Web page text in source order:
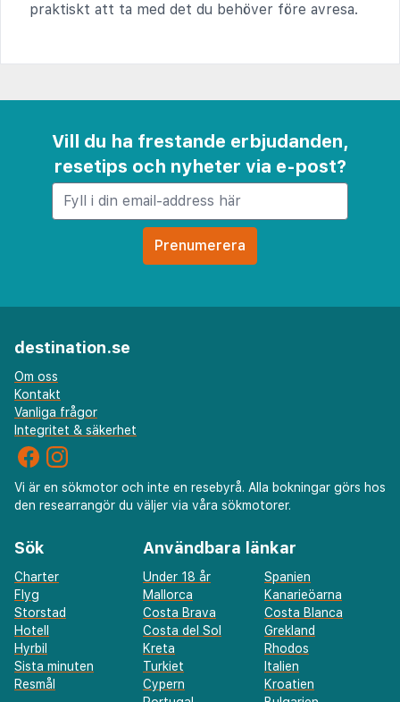
praktiskt att ta med det du behöver före avresa.
Vill du ha frestande erbjudanden,
resetips och nyheter via e-post?
destination.se
Om oss
Kontakt
Vanliga frågor
Integritet & säkerhet
Vi är en sökmotor och inte en resebyrå. Alla bokningar görs hos
den researrangör du väljer via våra sökmotorer.
Sök
Charter
Flyg
Storstad
Hotell
Hyrbil
Sista minuten
Resmål
Användbara länkar
Under 18 år
Spanien
Mallorca
Kanarieöarna
Costa Brava
Costa Blanca
Costa del Sol
Grekland
Kreta
Rhodos
Turkiet
Italien
Cypern
Kroatien